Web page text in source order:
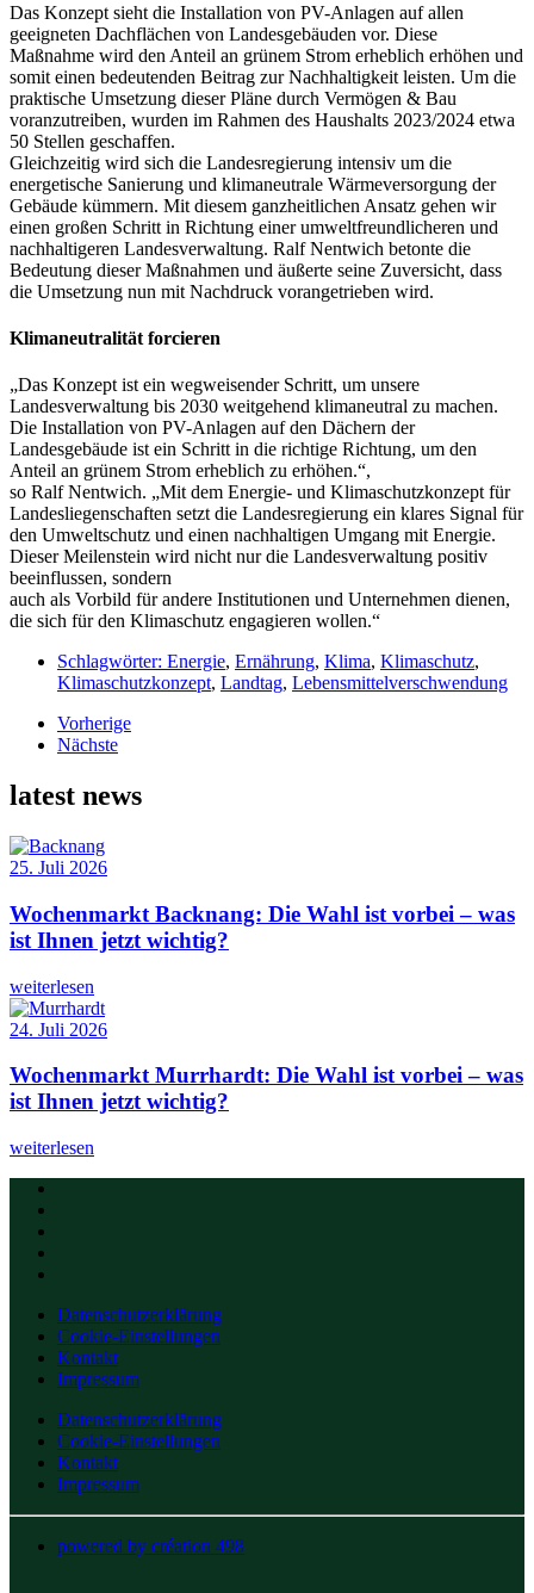
Das Konzept sieht die Installation von PV-Anlagen auf allen
geeigneten Dachflächen von Landesgebäuden vor. Diese
Maßnahme wird den Anteil an grünem Strom erheblich erhöhen und
somit einen bedeutenden Beitrag zur Nachhaltigkeit leisten. Um die
praktische Umsetzung dieser Pläne durch Vermögen & Bau
voranzutreiben, wurden im Rahmen des Haushalts 2023/2024 etwa
50 Stellen geschaffen.
Gleichzeitig wird sich die Landesregierung intensiv um die
energetische Sanierung und klimaneutrale Wärmeversorgung der
Gebäude kümmern. Mit diesem ganzheitlichen Ansatz gehen wir
einen großen Schritt in Richtung einer umweltfreundlicheren und
nachhaltigeren Landesverwaltung. Ralf Nentwich betonte die
Bedeutung dieser Maßnahmen und äußerte seine Zuversicht, dass
die Umsetzung nun mit Nachdruck vorangetrieben wird.
Klimaneutralität forcieren
„Das Konzept ist ein wegweisender Schritt, um unsere
Landesverwaltung bis 2030 weitgehend klimaneutral zu machen.
Die Installation von PV-Anlagen auf den Dächern der
Landesgebäude ist ein Schritt in die richtige Richtung, um den
Anteil an grünem Strom erheblich zu erhöhen.“,
so Ralf Nentwich. „Mit dem Energie- und Klimaschutzkonzept für
Landesliegenschaften setzt die Landesregierung ein klares Signal für
den Umweltschutz und einen nachhaltigen Umgang mit Energie.
Dieser Meilenstein wird nicht nur die Landesverwaltung positiv
beeinflussen, sondern
auch als Vorbild für andere Institutionen und Unternehmen dienen,
die sich für den Klimaschutz engagieren wollen.“
Schlagwörter: Energie, Ernährung, Klima, Klimaschutz,
Klimaschutzkonzept, Landtag, Lebensmittelverschwendung
Vorherige
Nächste
latest news
25. Juli 2026
Wochenmarkt Backnang: Die Wahl ist vorbei – was
ist Ihnen jetzt wichtig?
weiterlesen
24. Juli 2026
Wochenmarkt Murrhardt: Die Wahl ist vorbei – was
ist Ihnen jetzt wichtig?
weiterlesen
Datenschutzerklärung
Cookie-Einstellungen
Kontakt
Impressum
Datenschutzerklärung
Cookie-Einstellungen
Kontakt
Impressum
powered by création 498